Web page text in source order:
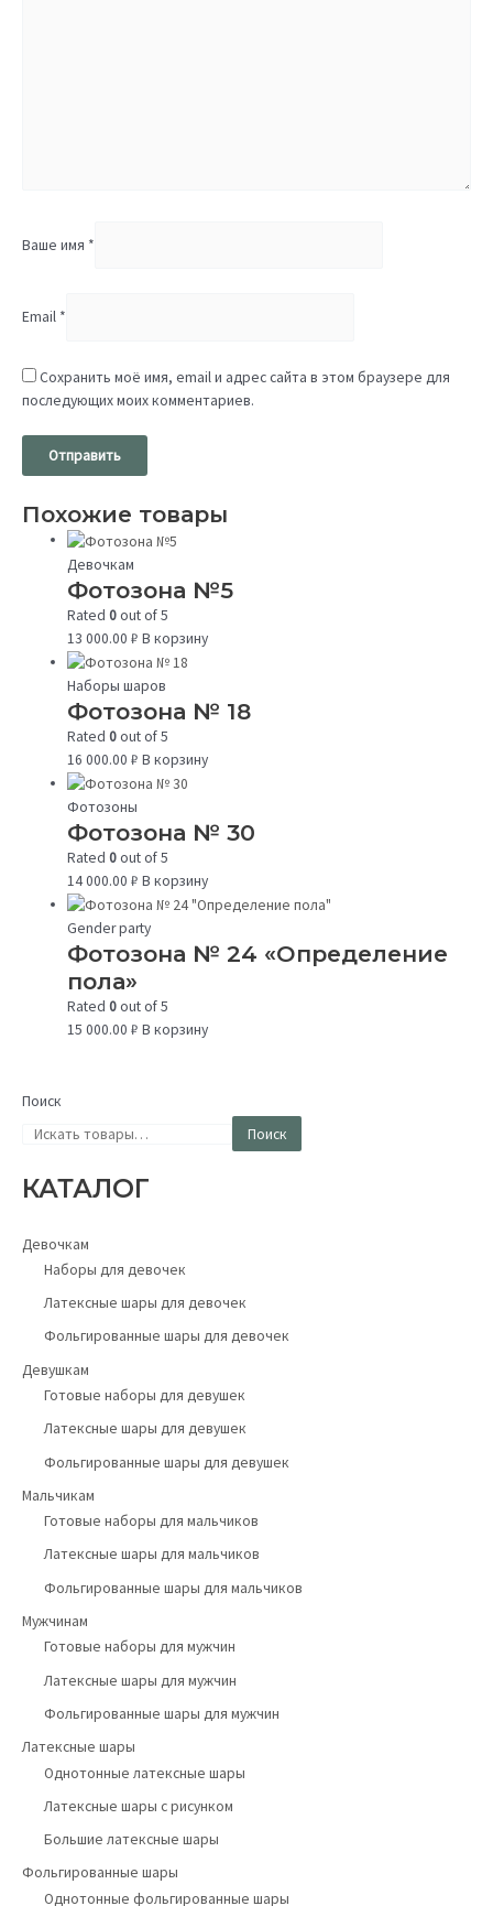
Поиск
Поиск
КАТАЛОГ
Девочкам
Наборы для девочек
Латексные шары для девочек
Фольгированные шары для девочек
Девушкам
Готовые наборы для девушек
Латексные шары для девушек
Фольгированные шары для девушек
Мальчикам
Готовые наборы для мальчиков
Латексные шары для мальчиков
Фольгированные шары для мальчиков
Мужчинам
Готовые наборы для мужчин
Латексные шары для мужчин
Фольгированные шары для мужчин
Латексные шары
Однотонные латексные шары
Латексные шары с рисунком
Большие латексные шары
Фольгированные шары
Однотонные фольгированные шары
Ваше имя *
Email *
Сохранить моё имя, email и адрес сайта в этом браузере для
последующих моих комментариев.
Похожие товары
Девочкам
Фотозона №5
Rated0out of 5
13 000.00₽ В корзину
Наборы шаров
Фотозона № 18
Rated0out of 5
16 000.00₽ В корзину
Фотозоны
Фотозона № 30
Rated0out of 5
14 000.00₽ В корзину
Gender party
Фотозона № 24 «Определение
пола»
Rated0out of 5
15 000.00₽ В корзину